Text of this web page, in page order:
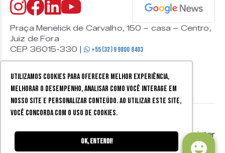
Utilizamos cookies para oferecer melhor experiência,
melhorar o desempenho, analisar como você interage em
nosso site e personalizar conteúdo. Ao utilizar este site,
você concorda com o uso de cookies.
Ok, entendi!
Praça Menelick de Carvalho, 150 – casa – Centro,
Juiz de Fora
CEP 36015-330 |
+55 (32) 9 9800 8403
os direitos reservados.
Mobister